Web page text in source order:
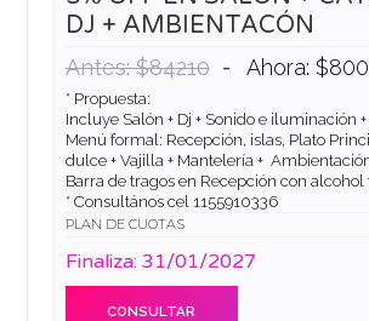
DJ + AMBIENTACÓN
Antes: $84210 - Ahora:
* Propuesta:
Incluye Salón + Dj + Sonido e iluminación
Menú formal: Recepción, islas, Plato
dulce + Vajilla + Mantelería +
Barra de tragos en Recepción con
* Consultános cel 1155910336
PLAN DE CUOTAS
Finaliza: 31/01/2027
CONSULTAR